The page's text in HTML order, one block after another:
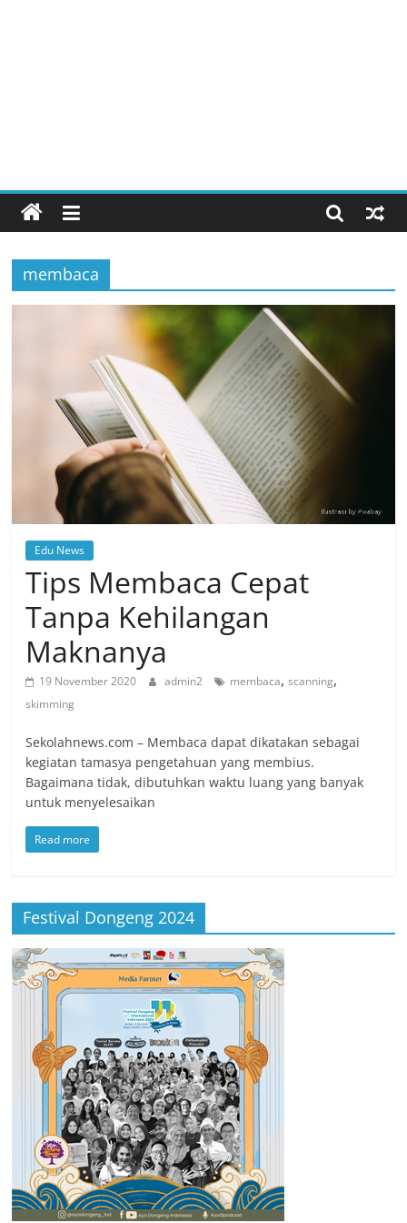
membaca
Edu News
Tips Membaca Cepat
Tanpa Kehilangan
Maknanya
19 November 2020 admin2 membaca,scanning,
skimming
Sekolahnews.com – Membaca dapat dikatakan sebagai
kegiatan tamasya pengetahuan yang membius.
Bagaimana tidak, dibutuhkan waktu luang yang banyak
untuk menyelesaikan
Read more
Festival Dongeng 2024